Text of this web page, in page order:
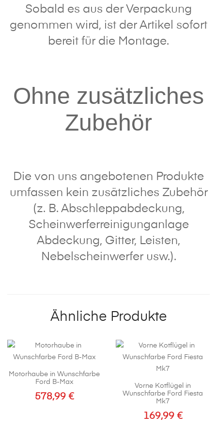
Sobald es aus der Verpackung
genommen wird, ist der Artikel sofort
bereit für die Montage.
Ohne zusätzliches
Zubehör
Die von uns angebotenen Produkte
umfassen kein zusätzliches Zubehör
(z. B. Abschleppabdeckung,
Scheinwerferreinigunganlage
Abdeckung, Gitter, Leisten,
Nebelscheinwerfer usw.).
Ähnliche Produkte
Motorhaube in Wunschfarbe
Ford B-Max
578,99 €
Vorne Kotflügel in
Wunschfarbe Ford Fiesta
Mk7
169,99 €